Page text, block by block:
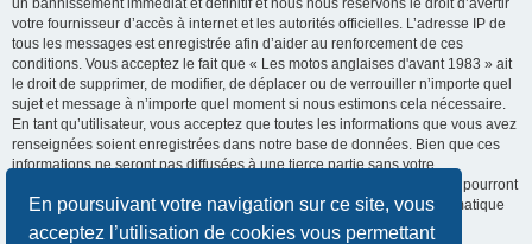
En poursuivant votre navigation sur ce site, vous
acceptez l’utilisation de cookies vous permettant
un bannissement immédiat et définitif et nous nous réservons le droit d’avertir
votre fournisseur d’accès à internet et les autorités officielles. L’adresse IP de
tous les messages est enregistrée afin d’aider au renforcement de ces
conditions. Vous acceptez le fait que « Les motos anglaises d'avant 1983 » ait
le droit de supprimer, de modifier, de déplacer ou de verrouiller n’importe quel
sujet et message à n’importe quel moment si nous estimons cela nécessaire.
En tant qu’utilisateur, vous acceptez que toutes les informations que vous avez
renseignées soient enregistrées dans notre base de données. Bien que ces
informations ne seront pas diffusées à une tierce partie sans votre
consentement, ni « Les motos anglaises d'avant 1983 », ni phpBB, ne pourront
être tenus comme responsables en cas de tentative de piratage informatique
visant à compromettre vos données.